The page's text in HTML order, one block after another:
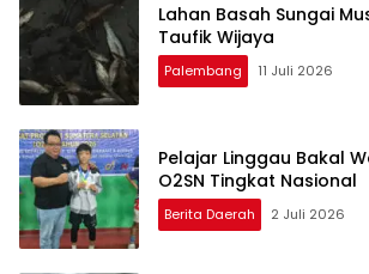
Lahan Basah Sungai
Taufik Wijaya
Palembang 11 Juli 2026
Pelajar Linggau Bakal
O2SN Tingkat Nasional
Berita Daerah 2 Juli 2026